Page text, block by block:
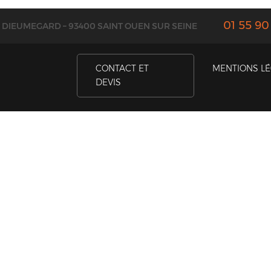
DIEUMEGARD – 93400 SAINT OUEN SUR SEINE 01 55
CONTACT ET
DEVIS
MENTIONS